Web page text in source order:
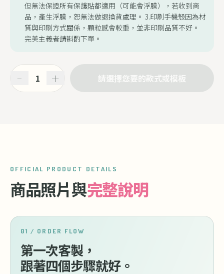
但無法保證所有保護貼都適用（可能會浮膜），若收到商
品，產生浮膜，恕無法做退換貨處理。 3.印刷手機殼因為材
質與印刷方式關係，顆粒感會較重，並非印刷品質不好。
完美主義者請斟酌下單。
− ＋ 請選擇您要的款式或模板
OFFICIAL PRODUCT DETAILS
商品照片與完整說明
01 / ORDER FLOW
第一次客製，
跟著四個步驟就好。